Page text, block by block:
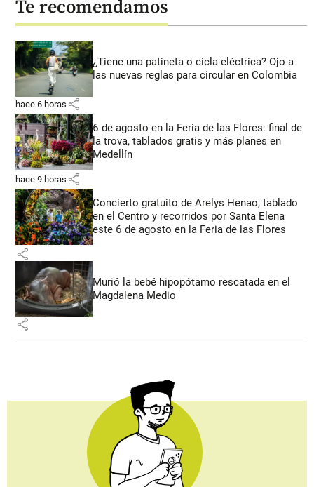
Te recomendamos
¿Tiene una patineta o cicla eléctrica? Ojo a
las nuevas reglas para circular en Colombia
hace 6 horas share
6 de agosto en la Feria de las Flores: final de
la trova, tablados gratis y más planes en
Medellín
hace 9 horas share
Concierto gratuito de Arelys Henao, tablado
en el Centro y recorridos por Santa Elena
este 6 de agosto en la Feria de las Flores
share
Murió la bebé hipopótamo rescatada en el
Magdalena Medio
share